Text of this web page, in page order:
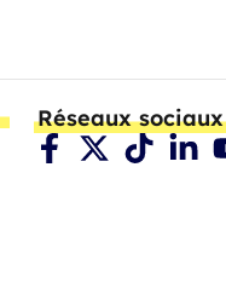
Réseaux sociaux